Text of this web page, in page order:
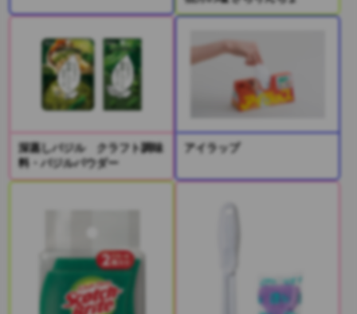
深蒸しバジル クラフト調味
料・バジルパウダー
アイラップ